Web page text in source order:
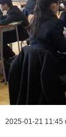
2025-01-21